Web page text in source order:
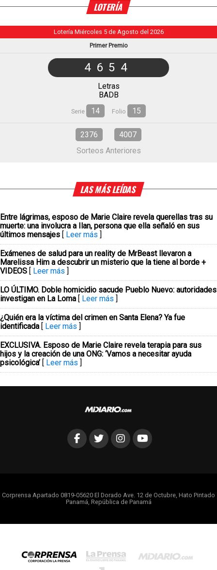
LOTERÍA
Lotería Miércoles 5 de Agosto del 2026
Primer Premio
4654
Letras
BADB
Serie 14 Folio 15
2376
4007
Sorteos Anteriores
LAS MÁS LEÍDAS
Entre lágrimas, esposo de Marie Claire revela querellas tras su
muerte: una involucra a Ilan, persona que ella señaló en sus
últimos mensajes [ Leer más ]
Exámenes de salud para un reality de MrBeast llevaron a
Marelissa Him a descubrir un misterio que la tiene al borde +
VIDEOS [ Leer más ]
LO ÚLTIMO. Doble homicidio sacude Pueblo Nuevo: autoridades
investigan en La Loma [ Leer más ]
¿Quién era la víctima del crimen en Santa Elena? Ya fue
identificada [ Leer más ]
EXCLUSIVA. Esposo de Marie Claire revela terapia para sus
hijos y la creación de una ONG: ‘Vamos a necesitar ayuda
psicológica’ [ Leer más ]
Corprensa Apartado 0819-05620 El Dorado Ave. 12 de Octubre, Hato Pintado
Panamá, República de Panamá